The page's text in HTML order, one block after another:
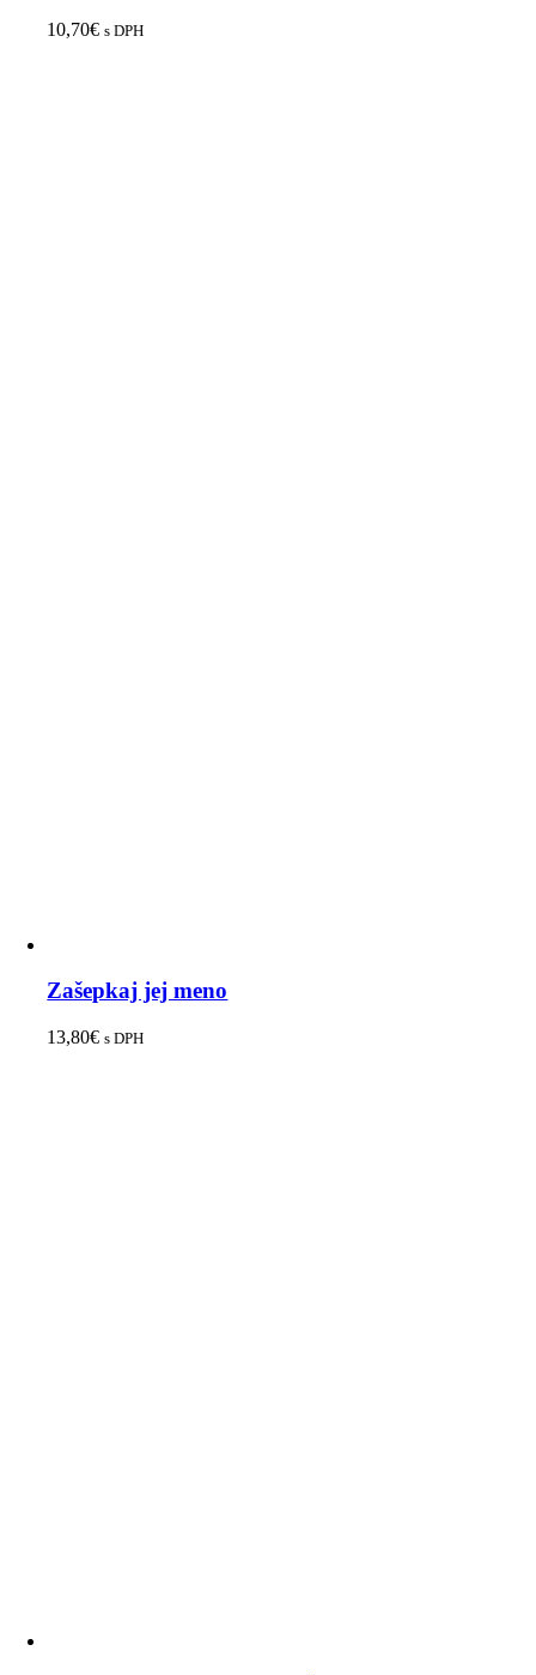
10,70€ s DPH
Zašepkaj jej meno
13,80€ s DPH